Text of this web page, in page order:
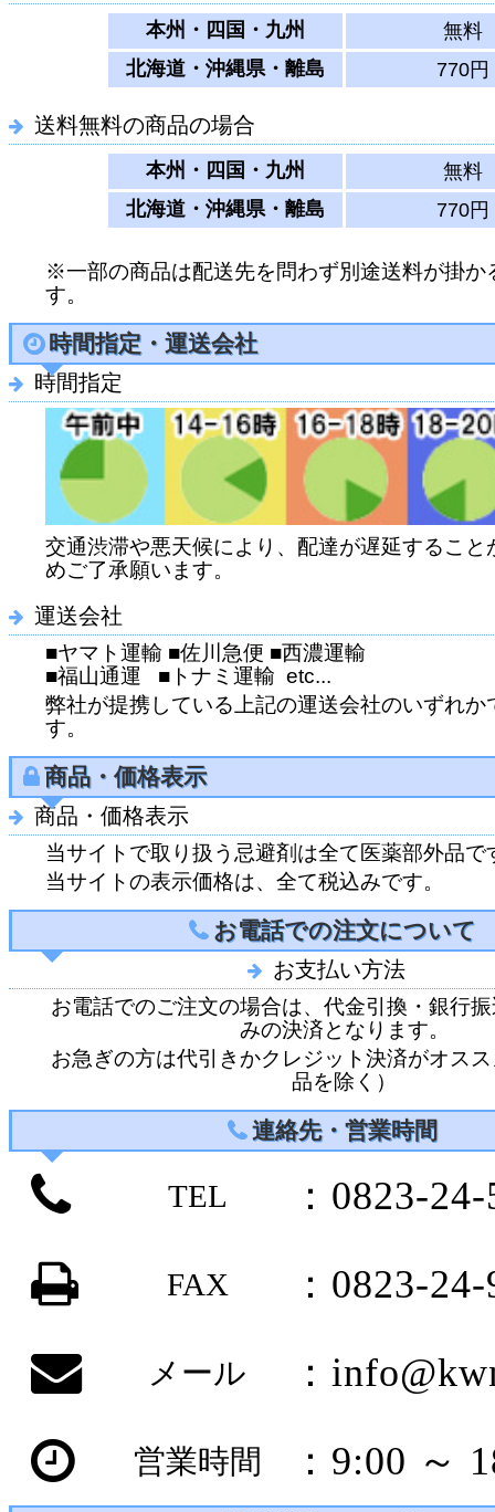
本州・四国・九州
無料
北海道・沖縄県・離島
770円
送料無料の商品の場合
本州・四国・九州
無料
北海道・沖縄県・離島
770円
※一部の商品は配送先を問わず別途送料が掛か
す。
時間指定・運送会社
時間指定
交通渋滞や悪天候により、配達が遅延すること
めご了承願います。
運送会社
■ヤマト運輸 ■佐川急便 ■西濃運輸
■福山通運 ■トナミ運輸 etc...
弊社が提携している上記の運送会社のいずれか
す。
商品・価格表示
商品・価格表示
当サイトで取り扱う忌避剤は全て医薬部外品で
当サイトの表示価格は、全て税込みです。
お電話での注文について
お支払い方法
お電話でのご注文の場合は、代金引換・銀行
みの決済となります。
お急ぎの方は代引きかクレジット決済がオス
品を除く）
連絡先・営業時間
TEL ：0823-
FAX ：0823-
メール ：
営業時間 ：9:00 ～